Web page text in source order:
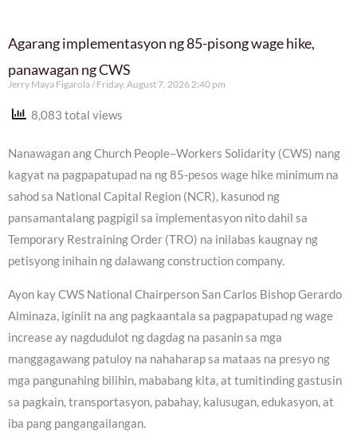
Agarang implementasyon ng 85-pisong wage hike,
panawagan ng CWS
Jerry Maya Figarola Friday, August 7, 2026 2:40 pm
8,083 total views
Nanawagan ang Church People–Workers Solidarity (CWS) nang
kagyat na pagpapatupad na ng 85-pesos wage hike minimum na
sahod sa National Capital Region (NCR), kasunod ng
pansamantalang pagpigil sa implementasyon nito dahil sa
Temporary Restraining Order (TRO) na inilabas kaugnay ng
petisyong inihain ng dalawang construction company.
Ayon kay CWS National Chairperson San Carlos Bishop Gerardo
Alminaza, iginiit na ang pagkaantala sa pagpapatupad ng wage
increase ay nagdudulot ng dagdag na pasanin sa mga
manggagawang patuloy na nahaharap sa mataas na presyo ng
mga pangunahing bilihin, mababang kita, at tumitinding gastusin
sa pagkain, transportasyon, pabahay, kalusugan, edukasyon, at
iba pang pangangailangan.